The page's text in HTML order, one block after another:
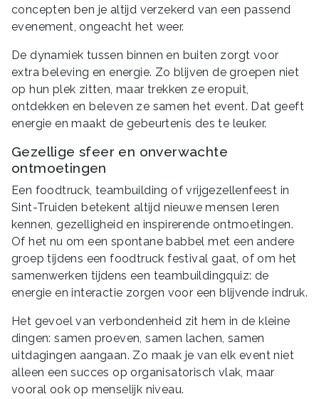
concepten ben je altijd verzekerd van een passend
evenement, ongeacht het weer.
De dynamiek tussen binnen en buiten zorgt voor
extra beleving en energie. Zo blijven de groepen niet
op hun plek zitten, maar trekken ze eropuit,
ontdekken en beleven ze samen het event. Dat geeft
energie en maakt de gebeurtenis des te leuker.
Gezellige sfeer en onverwachte
ontmoetingen
Een foodtruck, teambuilding of vrijgezellenfeest in
Sint-Truiden betekent altijd nieuwe mensen leren
kennen, gezelligheid en inspirerende ontmoetingen.
Of het nu om een spontane babbel met een andere
groep tijdens een foodtruck festival gaat, of om het
samenwerken tijdens een teambuildingquiz: de
energie en interactie zorgen voor een blijvende indruk.
Het gevoel van verbondenheid zit hem in de kleine
dingen: samen proeven, samen lachen, samen
uitdagingen aangaan. Zo maak je van elk event niet
alleen een succes op organisatorisch vlak, maar
vooral ook op menselijk niveau.